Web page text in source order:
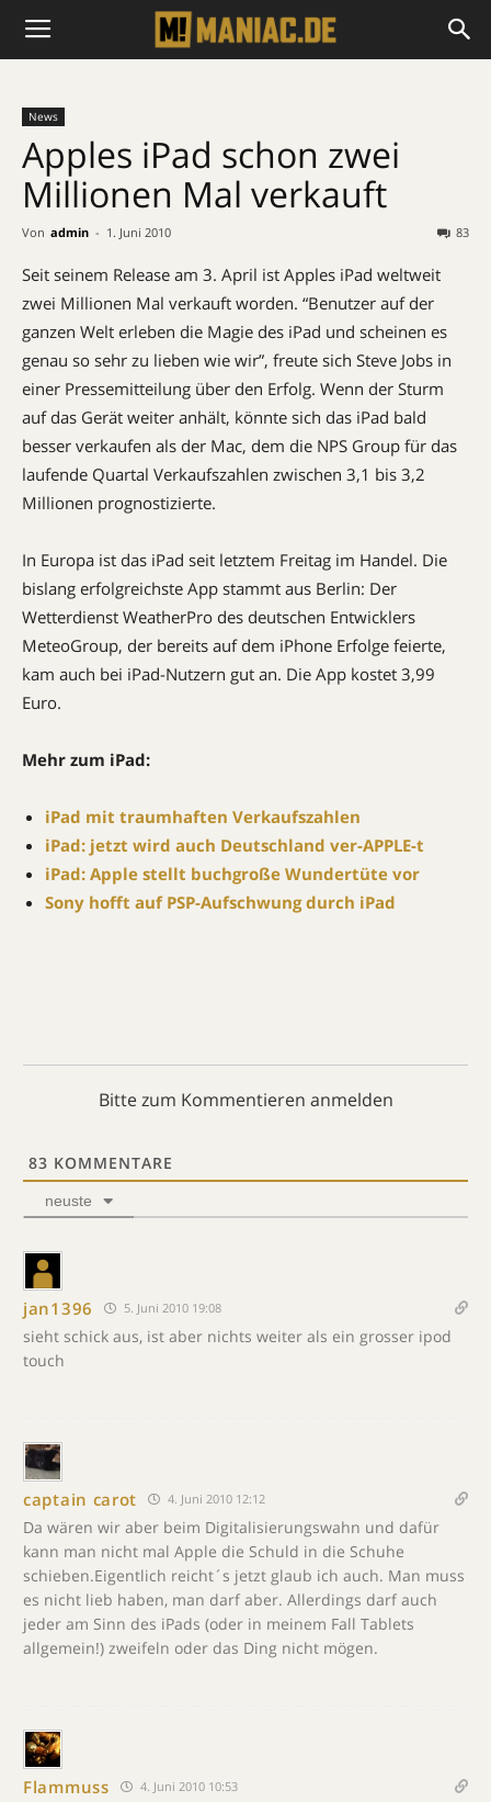
News
Apples iPad schon zwei
Millionen Mal verkauft
Von admin - 1. Juni 2010 83
Seit seinem Release am 3. April ist Apples iPad weltweit
zwei Millionen Mal verkauft worden. “Benutzer auf der
ganzen Welt erleben die Magie des iPad und scheinen es
genau so sehr zu lieben wie wir”, freute sich Steve Jobs in
einer Pressemitteilung über den Erfolg. Wenn der Sturm
auf das Gerät weiter anhält, könnte sich das iPad bald
besser verkaufen als der Mac, dem die NPS Group für das
laufende Quartal Verkaufszahlen zwischen 3,1 bis 3,2
Millionen prognostizierte.
In Europa ist das iPad seit letztem Freitag im Handel. Die
bislang erfolgreichste App stammt aus Berlin: Der
Wetterdienst WeatherPro des deutschen Entwicklers
MeteoGroup, der bereits auf dem iPhone Erfolge feierte,
kam auch bei iPad-Nutzern gut an. Die App kostet 3,99
Euro.
Mehr zum iPad:
iPad mit traumhaften Verkaufszahlen
iPad: jetzt wird auch Deutschland ver-APPLE-t
iPad: Apple stellt buchgroße Wundertüte vor
Sony hofft auf PSP-Aufschwung durch iPad
Bitte zum Kommentieren anmelden
83 KOMMENTARE
neuste
jan1396 5. Juni 2010 19:08
sieht schick aus, ist aber nichts weiter als ein grosser ipod
touch
captain carot 4. Juni 2010 12:12
Da wären wir aber beim Digitalisierungswahn und dafür
kann man nicht mal Apple die Schuld in die Schuhe
schieben.Eigentlich reicht´s jetzt glaub ich auch. Man muss
es nicht lieb haben, man darf aber. Allerdings darf auch
jeder am Sinn des iPads (oder in meinem Fall Tablets
allgemein!) zweifeln oder das Ding nicht mögen.
Flammuss 4. Juni 2010 10:53